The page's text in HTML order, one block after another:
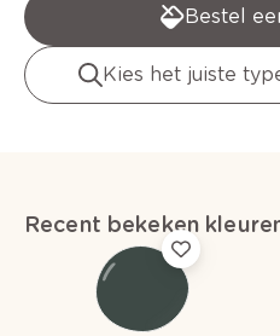
Bestel
Kies het juiste
Recent bekeken